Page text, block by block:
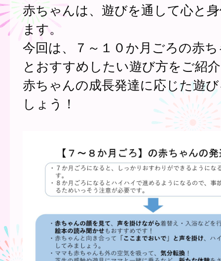
赤ちゃんは、遊びを通して心と
ます。
今回は、７～１０か月ごろの赤
とおすすめしたい遊び方をご紹
赤ちゃんの成長発達に応じた遊
しょう！